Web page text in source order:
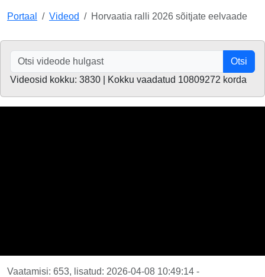
Portaal Videod Horvaatia ralli 2026 sõitjate eelvaade
Otsi
Videosid kokku: 3830 | Kokku vaadatud 10809272 korda
Vaatamisi: 653, lisatud: 2026-04-08 10:49:14 -